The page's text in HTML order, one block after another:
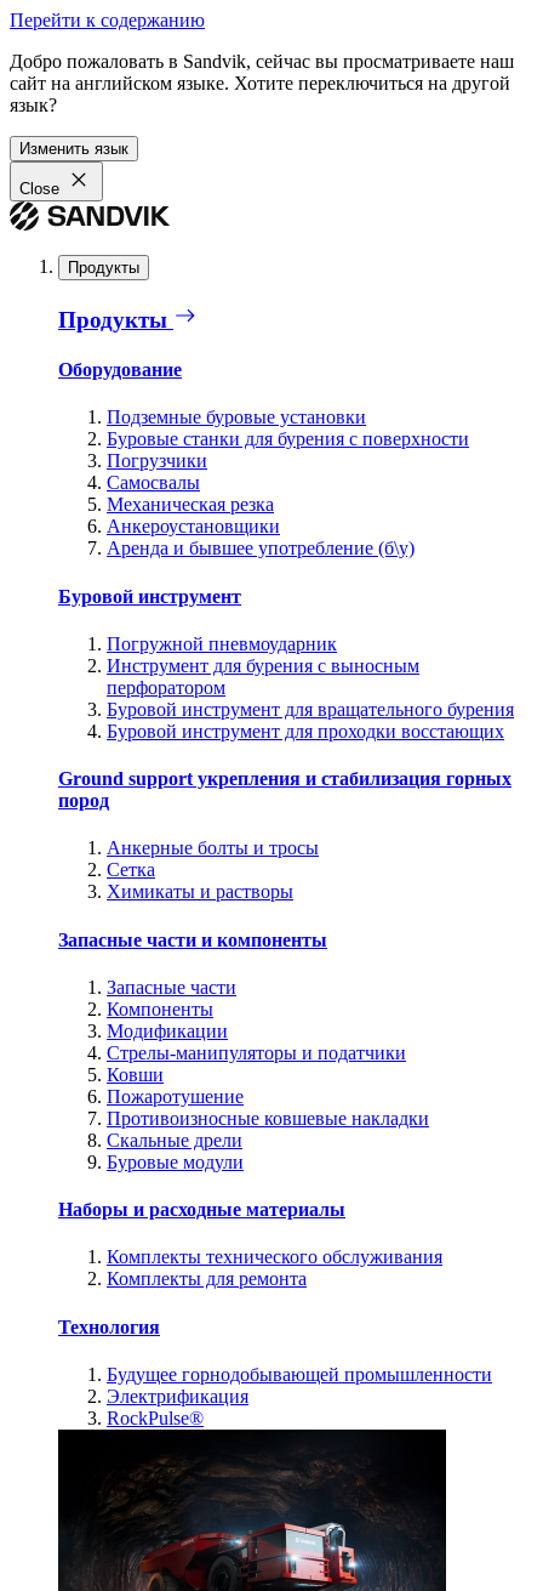
Перейти к содержанию
Добро пожаловать в Sandvik, сейчас вы просматриваете наш
сайт на английском языке. Хотите переключиться на другой
язык?
Изменить язык
Close
Продукты
Продукты
Оборудование
Подземные буровые установки
Буровые станки для бурения с поверхности
Погрузчики
Самосвалы
Механическая резка
Анкероустановщики
Аренда и бывшее употребление (б\у)
Буровой инструмент
Погружной пневмоударник
Инструмент для бурения с выносным
перфоратором
Буровой инструмент для вращательного бурения
Буровой инструмент для проходки восстающих
Ground support укрепления и стабилизация горных
пород
Анкерные болты и тросы
Сетка
Химикаты и растворы
Запасные части и компоненты
Запасные части
Компоненты
Модификации
Стрелы-манипуляторы и податчики
Ковши
Пожаротушение
Противоизносные ковшевые накладки
Скальные дрели
Буровые модули
Наборы и расходные материалы
Комплекты технического обслуживания
Комплекты для ремонта
Технология
Будущее горнодобывающей промышленности
Электрификация
RockPulse®